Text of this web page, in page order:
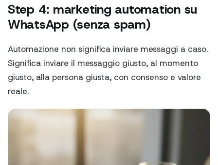
Step 4: marketing automation su
WhatsApp (senza spam)
Automazione non significa inviare messaggi a caso.
Significa inviare il messaggio giusto, al momento
giusto, alla persona giusta, con consenso e valore
reale.